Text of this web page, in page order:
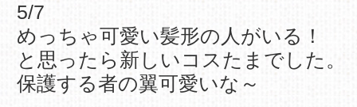
5/7
めっちゃ可愛い髪形の人がいる！
と思ったら新しいコスたまでした。
保護する者の翼可愛いな～